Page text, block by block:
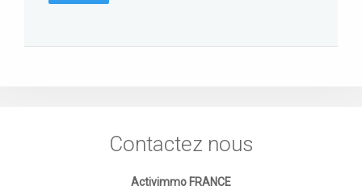
Contactez nous
Activimmo FRANCE